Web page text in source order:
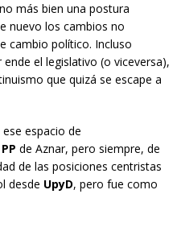
más bien una postura
nuevo los cambios no
cambio político. Incluso
el legislativo (o viceversa),
que quizá se escape a
espacio de
PP de Aznar, pero siempre, de
de las posiciones centristas
desde UpyD, pero fue como